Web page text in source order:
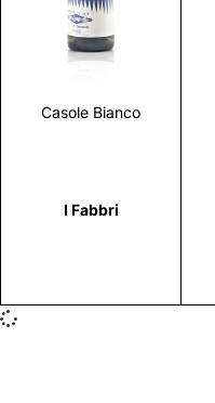
Casole Bianco
I Fabbri
Scopri